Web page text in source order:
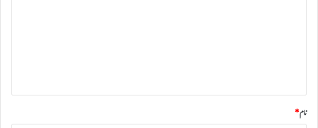
نام*